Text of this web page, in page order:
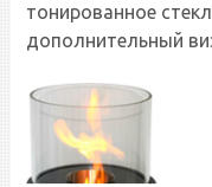
тонированное
дополнительный